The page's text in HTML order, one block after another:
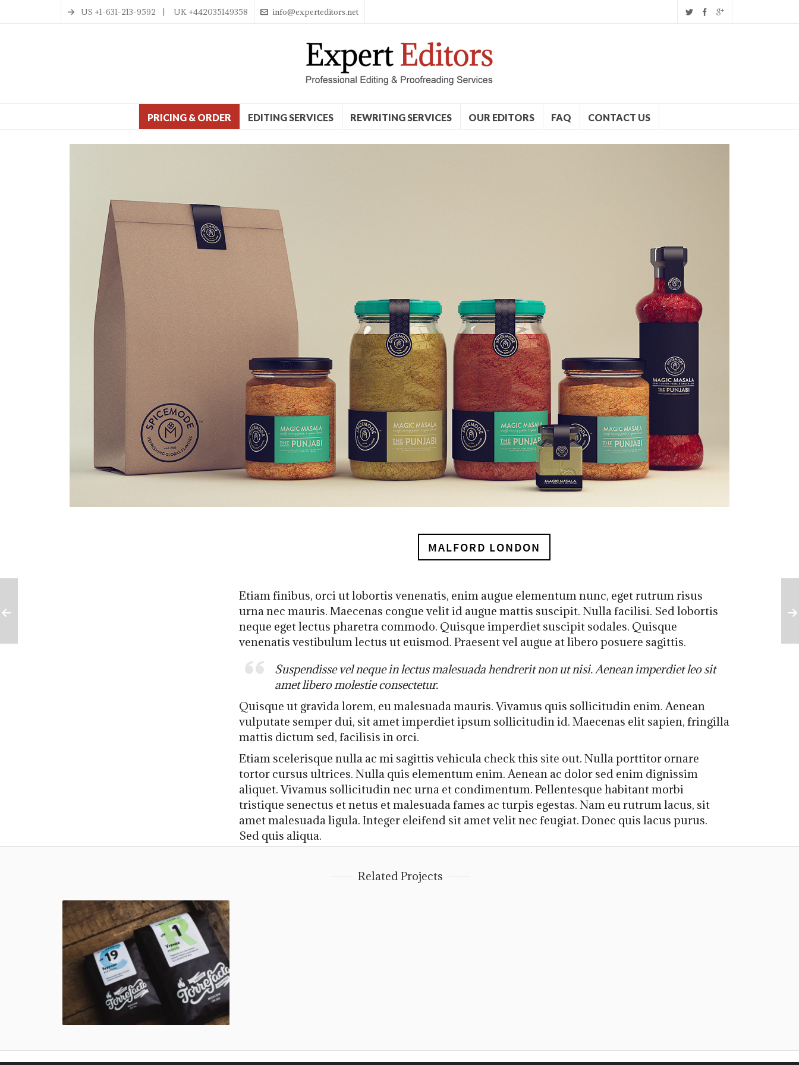
US +1-631-213-9592 | UK +442035149358 info@experteditors.net
PRICING & ORDER EDITING SERVICES REWRITING SERVICES OUR EDITORS FAQ CONTACT US
MALFORD LONDON
Etiam finibus, orci ut lobortis venenatis, enim augue elementum nunc, eget rutrum risus
urna nec mauris. Maecenas congue velit id augue mattis suscipit. Nulla facilisi. Sed lobortis
neque eget lectus pharetra commodo. Quisque imperdiet suscipit sodales. Quisque
venenatis vestibulum lectus ut euismod. Praesent vel augue at libero posuere sagittis.
Suspendisse vel neque in lectus malesuada hendrerit non ut nisi. Aenean imperdiet leo sit
amet libero molestie consectetur.
Quisque ut gravida lorem, eu malesuada mauris. Vivamus quis sollicitudin enim. Aenean
vulputate semper dui, sit amet imperdiet ipsum sollicitudin id. Maecenas elit sapien, fringilla
mattis dictum sed, facilisis in orci.
Etiam scelerisque nulla ac mi sagittis vehicula check this site out. Nulla porttitor ornare
tortor cursus ultrices. Nulla quis elementum enim. Aenean ac dolor sed enim dignissim
aliquet. Vivamus sollicitudin nec urna et condimentum. Pellentesque habitant morbi
tristique senectus et netus et malesuada fames ac turpis egestas. Nam eu rutrum lacus, sit
amet malesuada ligula. Integer eleifend sit amet velit nec feugiat. Donec quis lacus purus.
Sed quis aliqua.
Related Projects
Torre Facto